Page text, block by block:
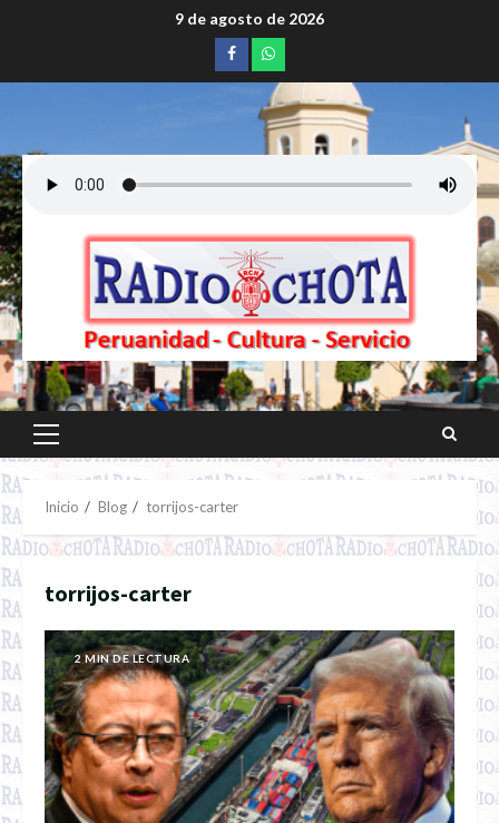
9 de agosto de 2026
Facebookwhatsapp
Menú
principal
Inicio Blog torrijos-carter
torrijos-carter
2 MIN DE LECTURA